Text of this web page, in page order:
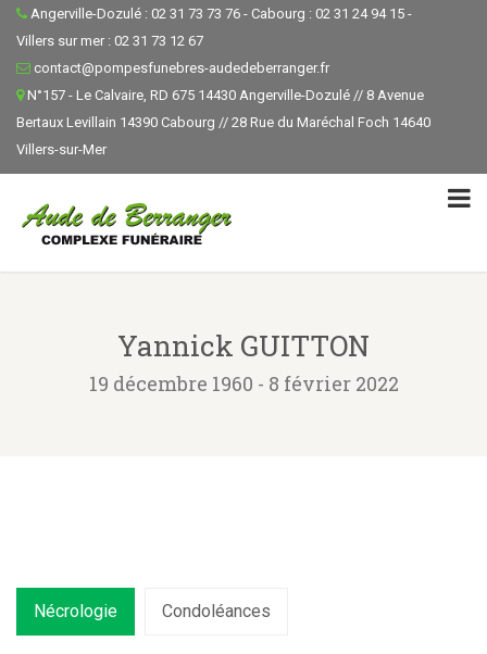
Angerville-Dozulé : 02 31 73 73 76 - Cabourg : 02 31 24 94 15 -
Villers sur mer : 02 31 73 12 67
contact@pompesfunebres-audedeberranger.fr
N°157 - Le Calvaire, RD 675 14430 Angerville-Dozulé // 8 Avenue
Bertaux Levillain 14390 Cabourg // 28 Rue du Maréchal Foch 14640
Villers-sur-Mer
Yannick GUITTON
19 décembre 1960 - 8 février 2022
Nécrologie Condoléances